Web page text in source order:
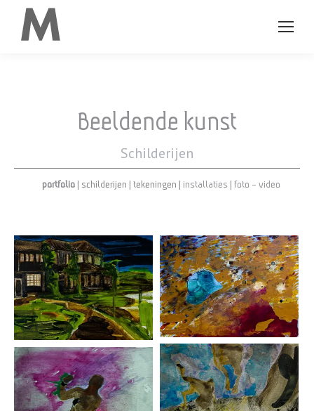
Beeldende kunst
Schilderijen
portfolio | schilderijen | tekeningen | installaties | foto – video